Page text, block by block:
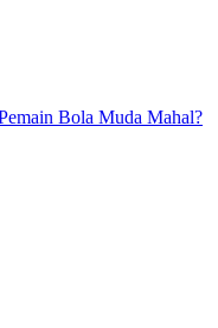
Bola Muda Mahal?